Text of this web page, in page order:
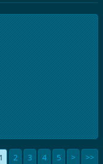
1 2 3 4 5 > >>